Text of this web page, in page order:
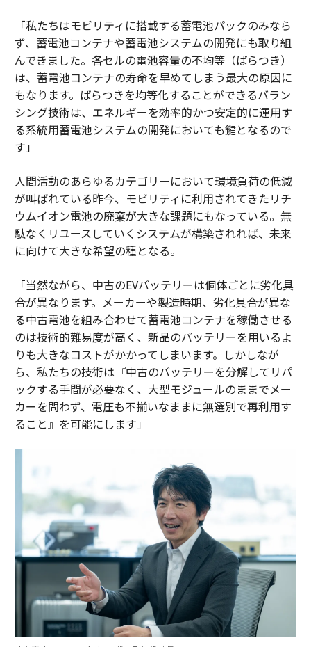
「私たちはモビリティに搭載する蓄電池パックのみなら
ず、蓄電池コンテナや蓄電池システムの開発にも取り組
んできました。各セルの電池容量の不均等（ばらつき）
は、蓄電池コンテナの寿命を早めてしまう最大の原因に
もなります。ばらつきを均等化することができるバラン
シング技術は、エネルギーを効率的かつ安定的に運用す
る系統用蓄電池システムの開発においても鍵となるので
す」
人間活動のあらゆるカテゴリーにおいて環境負荷の低減
が叫ばれている昨今、モビリティに利用されてきたリチ
ウムイオン電池の廃棄が大きな課題にもなっている。無
駄なくリユースしていくシステムが構築されれば、未来
に向けて大きな希望の種となる。
「当然ながら、中古のEVバッテリーは個体ごとに劣化具
合が異なります。メーカーや製造時期、劣化具合が異な
る中古電池を組み合わせて蓄電池コンテナを稼働させる
のは技術的難易度が高く、新品のバッテリーを用いるよ
りも大きなコストがかかってしまいます。しかしなが
ら、私たちの技術は『中古のバッテリーを分解してリパ
ックする手間が必要なく、大型モジュールのままでメー
カーを問わず、電圧も不揃いなままに無選別で再利用す
ること』を可能にします」